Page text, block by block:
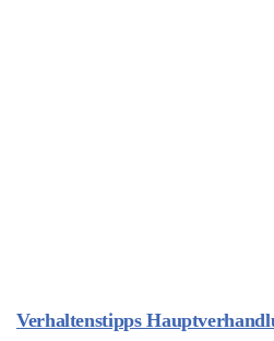
Verhaltenstipps